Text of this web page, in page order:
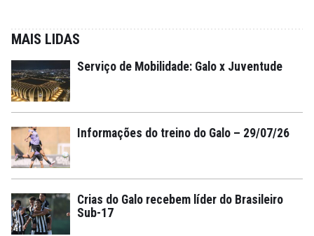
MAIS LIDAS
Serviço de Mobilidade: Galo x Juventude
Informações do treino do Galo – 29/07/26
Crias do Galo recebem líder do Brasileiro
Sub-17